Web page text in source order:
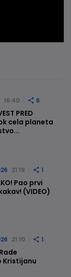
16:40 6
PRED
cela planeta
21:19 1
Pao prvi
(VIDEO)
21:10 1
Kristijanu